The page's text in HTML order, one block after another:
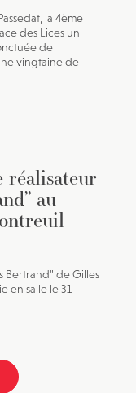
la 4ème
des Lices un
de
vingtaine de
réalisateur
au
Bertrand" de Gilles
en salle le 31